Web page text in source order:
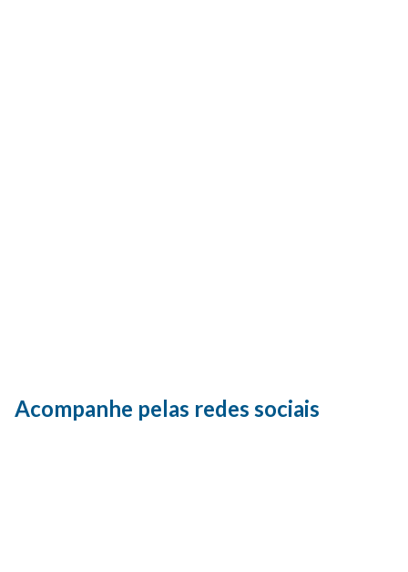
Acompanhe pelas redes sociais